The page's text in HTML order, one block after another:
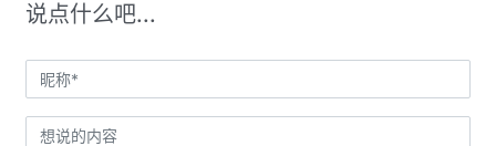
说点什么吧...